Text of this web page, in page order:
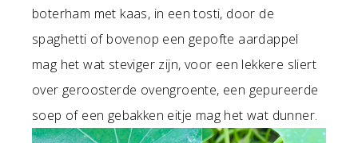
boterham met kaas, in een tosti, door de
spaghetti of bovenop een gepofte aardappel
mag het wat steviger zijn, voor een lekkere sliert
over geroosterde ovengroente, een gepureerde
soep of een gebakken eitje mag het wat dunner.